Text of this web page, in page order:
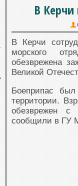
В
В Керчи
морского
обезврежена
Великой
Боеприпас
территории.
обезврежен с
сообщили в ГУ